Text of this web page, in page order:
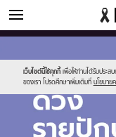
ดูดวง
เว็บไซต์นี้ใช้คุกกี้ เพื่อให้ท่านได้รับประ
ของเรา โปรดศึกษาเพิ่มเติมที่ นโยบาย
new-
sanook.png
//s.isanook.com/ho/0/
capricorn.jpg